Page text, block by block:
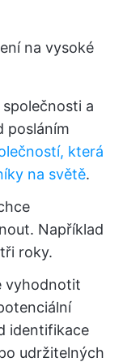
na vysoké
společnosti a
posláním
která
na světě.
Například
roky.
vyhodnotit
identifikace
udržitelných